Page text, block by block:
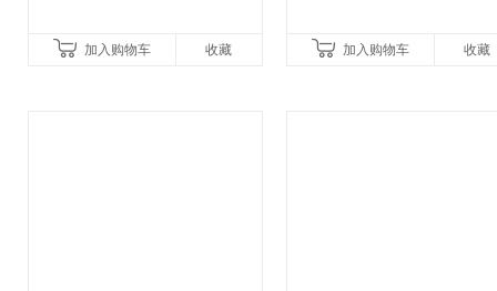
加入购物车 收藏 加入购物车 收藏